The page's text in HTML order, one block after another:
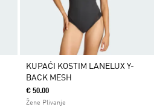
KUPAĆI KOSTIM LANELUX Y-
BACK MESH
€ 50.00
Žene Plivanje